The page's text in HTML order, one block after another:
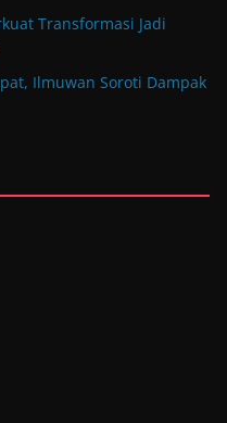
Transformasi Jadi
Ilmuwan Soroti Dampak